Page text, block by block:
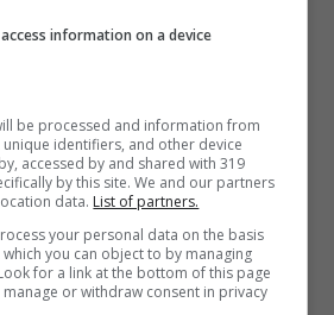
a rischio la sicurezza in crociera –
information on a device
be processed and information from
identifiers, and other device
accessed by and shared with 319
by this site. We and our partners
data. List of partners.
your personal data on the basis
you can object to by managing
for a link at the bottom of this page
or withdraw consent in privacy